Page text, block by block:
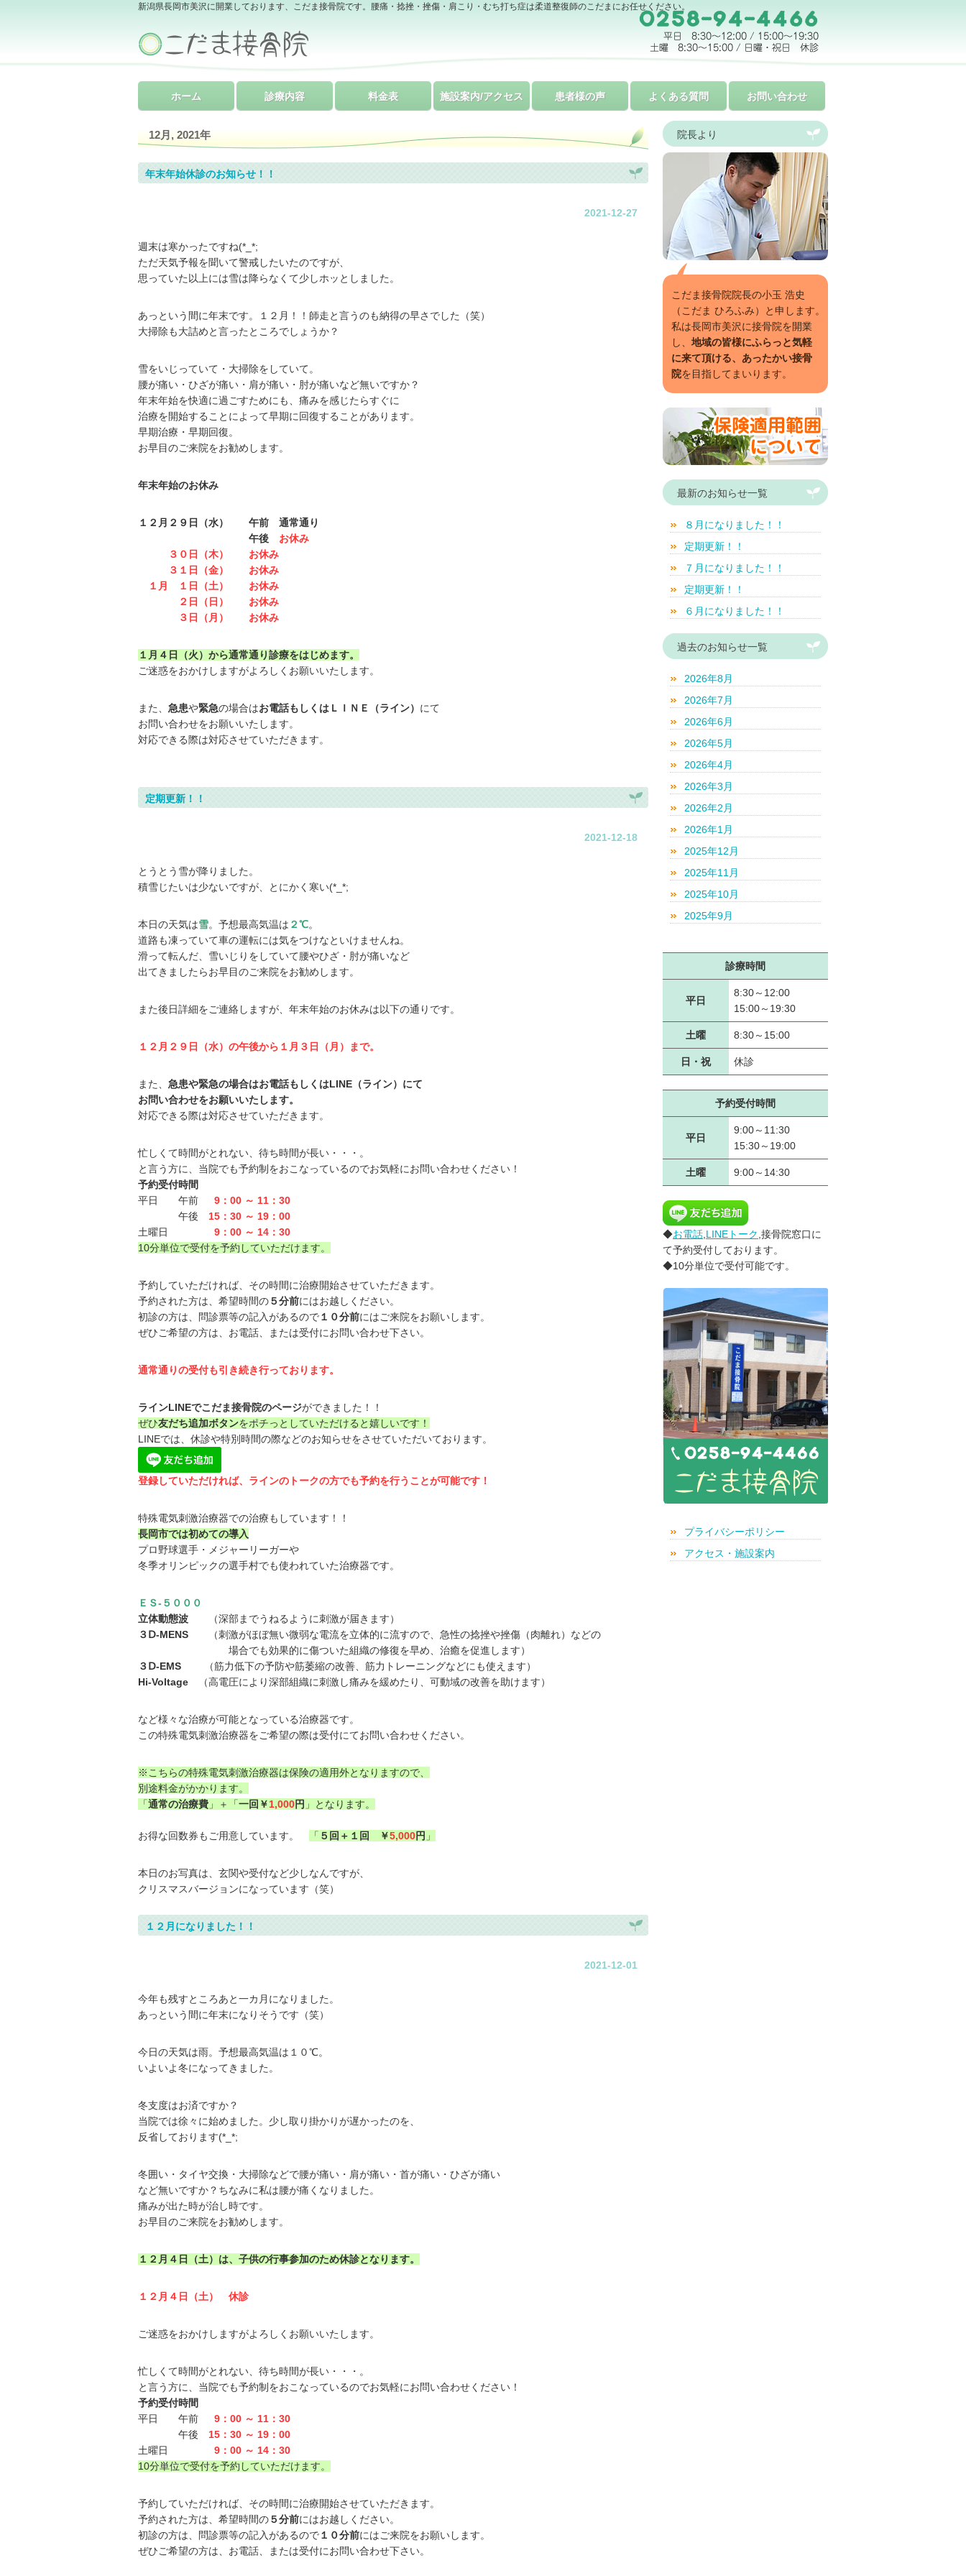
新潟県長岡市美沢に開業しております、こだま接骨院です。腰痛・捻挫・挫傷・肩こり・むち打ち症は柔道整復師のこだまにお任せください。
ホーム 診療内容 料金表 施設案内/アクセス 患者様の声 よくある質問 お問い合わせ
院長より
こだま接骨院院長の小玉 浩史
（こだま ひろふみ）と申します。
私は長岡市美沢に接骨院を開業
し、 地域の皆様にふらっと気軽
に来て頂ける、あったかい接骨
院を目指してまいります。
最新のお知らせ一覧
８月になりました！！
定期更新！！
７月になりました！！
定期更新！！
６月になりました！！
過去のお知らせ一覧
2026年8月
2026年7月
2026年6月
2026年5月
2026年4月
2026年3月
2026年2月
2026年1月
2025年12月
2025年11月
2025年10月
2025年9月
診療時間
平日
8:30～12:00
15:00～19:30
土曜 8:30～15:00
日・祝 休診
予約受付時間
平日
9:00～11:30
15:30～19:00
土曜 9:00～14:30
◆お電話 LINEトーク ,接骨院窓口に
て予約受付しております。
◆10分単位で受付可能です。
プライバシーポリシー
アクセス・施設案内
12月, 2021年
年末年始休診のお知らせ！！
2021-12-27
週末は寒かったですね(*_*;
ただ天気予報を聞いて警戒したいたのですが、
思っていた以上には雪は降らなくて少しホッとしました。
あっという間に年末です。１２月！！師走と言うのも納得の早さでした（笑）
大掃除も大詰めと言ったところでしょうか？
雪をいじっていて・大掃除をしていて。
腰が痛い・ひざが痛い・肩が痛い・肘が痛いなど無いですか？
年末年始を快適に過ごすためにも、痛みを感じたらすぐに
治療を開始することによって早期に回復することがあります。
早期治療・早期回復。
お早目のご来院をお勧めします。
年末年始のお休み
１２月２９日（水） 午前 通常通り
午後 お休み
３０日（木） お休み
３１日（金） お休み
１月 １日（土） お休み
２日（日） お休み
３日（月） お休み
１月４日（火）から通常通り診療をはじめます。
ご迷惑をおかけしますがよろしくお願いいたします。
また、 急患や緊急の場合はお電話もしくはＬＩＮＥ（ライン） にて
お問い合わせをお願いいたします。
対応できる際は対応させていただきます。
定期更新！！
2021-12-18
とうとう雪が降りました。
積雪じたいは少ないですが、とにかく寒い(*_*;
本日の天気は雪。予想最高気温は ２℃。
道路も凍っていて車の運転には気をつけなといけませんね。
滑って転んだ、雪いじりをしていて腰やひざ・肘が痛いなど
出てきましたらお早目のご来院をお勧めします。
また後日詳細をご連絡しますが、年末年始のお休みは以下の通りです。
１２月２９日（水）の午後から１月３日（月）まで。
また、 急患や緊急の場合はお電話もしくはLINE（ライン）にて
お問い合わせをお願いいたします。
対応できる際は対応させていただきます。
忙しくて時間がとれない、待ち時間が長い・・・。
と言う方に、当院でも予約制をおこなっているのでお気軽にお問い合わせください！
予約受付時間
平日 午前 9：00 ～ 11：30
午後 15：30 ～ 19：00
土曜日
9：00 ～ 14：30
10分単位で受付を予約していただけます。
予約していただければ、その時間に治療開始させていただきます。
予約された方は、希望時間の５分前にはお越しください。
初診の方は、問診票等の記入があるので１０分前にはご来院をお願いします。
ぜひご希望の方は、お電話、または受付にお問い合わせ下さい。
通常通りの受付も引き続き行っております。
ラインLINEでこだま接骨院のページができました！！
ぜひ友だち追加ボタンをポチっとしていただけると嬉しいです！
LINEでは、休診や特別時間の際などのお知らせをさせていただいております。
登録していただければ、ラインのトークの方でも予約を行うことが可能です！
特殊電気刺激治療器での治療もしています！！
長岡市では初めての導入
プロ野球選手・メジャーリーガーや
冬季オリンピックの選手村でも使われていた治療器です。
ＥＳ-５０００
立体動態波 （深部までうねるように刺激が届きます）
３Ⅾ-MENS （刺激がほぼ無い微弱な電流を立体的に流すので、急性の捻挫や挫傷（肉離れ）などの
場合でも効果的に傷ついた組織の修復を早め、治癒を促進します）
３Ⅾ-EMS （筋力低下の予防や筋萎縮の改善、筋力トレーニングなどにも使えます）
Hi-Voltage （高電圧により深部組織に刺激し痛みを緩めたり、可動域の改善を助けます）
など様々な治療が可能となっている治療器です。
この特殊電気刺激治療器をご希望の際は受付にてお問い合わせください。
※こちらの特殊電気刺激治療器は保険の適用外となりますので、
別途料金がかかります。
「通常の治療費 」＋「一回￥1,000円 」となります。
お得な回数券もご用意しています。 「 ５回＋１回 ￥5,000円 」
本日のお写真は、玄関や受付など少しなんですが、
クリスマスバージョンになっています（笑）
１２月になりました！！
2021-12-01
今年も残すところあと一カ月になりました。
あっという間に年末になりそうです（笑）
今日の天気は雨。予想最高気温は１０℃。
いよいよ冬になってきました。
冬支度はお済ですか？
当院では徐々に始めました。少し取り掛かりが遅かったのを、
反省しております(*_*;
冬囲い・タイヤ交換・大掃除などで腰が痛い・肩が痛い・首が痛い・ひざが痛い
など無いですか？ちなみに私は腰が痛くなりました。
痛みが出た時が治し時です。
お早目のご来院をお勧めします。
１２月４日（土）は、子供の行事参加のため休診となります。
１２月４日（土） 休診
ご迷惑をおかけしますがよろしくお願いいたします。
忙しくて時間がとれない、待ち時間が長い・・・。
と言う方に、当院でも予約制をおこなっているのでお気軽にお問い合わせください！
予約受付時間
平日 午前 9：00 ～ 11：30
午後 15：30 ～ 19：00
土曜日
9：00 ～ 14：30
10分単位で受付を予約していただけます。
予約していただければ、その時間に治療開始させていただきます。
予約された方は、希望時間の５分前にはお越しください。
初診の方は、問診票等の記入があるので１０分前にはご来院をお願いします。
ぜひご希望の方は、お電話、または受付にお問い合わせ下さい。